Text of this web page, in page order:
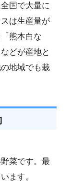
国で大量に
は生産量が
熊本白な
どが産地と
地域でも栽
菜です。最
ます。